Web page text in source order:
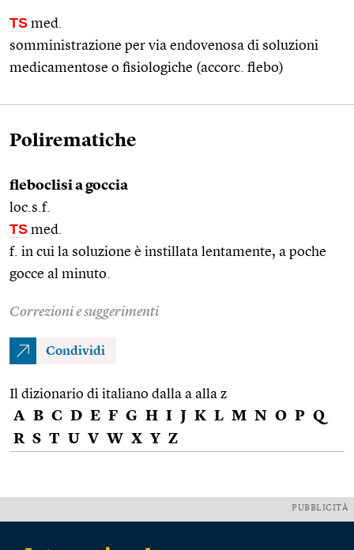
TS med.
somministrazione per via endovenosa di soluzioni
medicamentose o fisiologiche (accorc. flebo)
Polirematiche
fleboclisi a goccia
loc.s.f.
TS med.
f. in cui la soluzione è instillata lentamente, a poche
gocce al minuto.
Correzioni e suggerimenti
Condividi
Il dizionario di italiano dalla a alla z
A B C D E F G H I J K L M N O P Q
R S T U V W X Y Z
PUBBLICITÀ